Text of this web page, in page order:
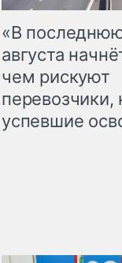
«В
августа
чем рискуют
перевозчики,
успевшие